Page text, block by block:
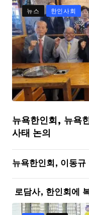
뉴스 한인사회
뉴욕한인회, 뉴욕
사태 논의
뉴욕한인회, 이동규
로담사, 한인회에